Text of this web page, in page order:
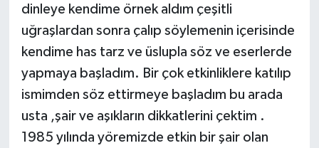
dinleye kendime örnek aldım çeşitli
uğraşlardan sonra çalıp söylemenin içerisinde
kendime has tarz ve üslupla söz ve eserlerde
yapmaya başladım. Bir çok etkinliklere katılıp
ismimden söz ettirmeye başladım bu arada
usta ,şair ve aşıkların dikkatlerini çektim .
1985 yılında yöremizde etkin bir şair olan